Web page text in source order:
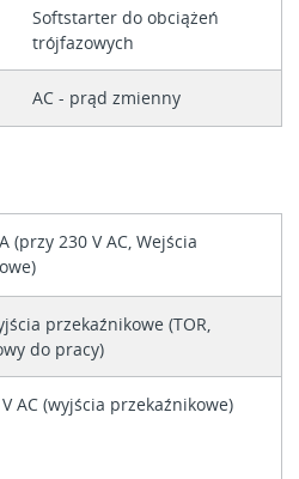
Softstarter do obciążeń
trójfazowych
AC - prąd zmienny
(przy 230 V AC, Wejścia
przekaźnikowe (TOR,
do pracy)
AC (wyjścia przekaźnikowe)